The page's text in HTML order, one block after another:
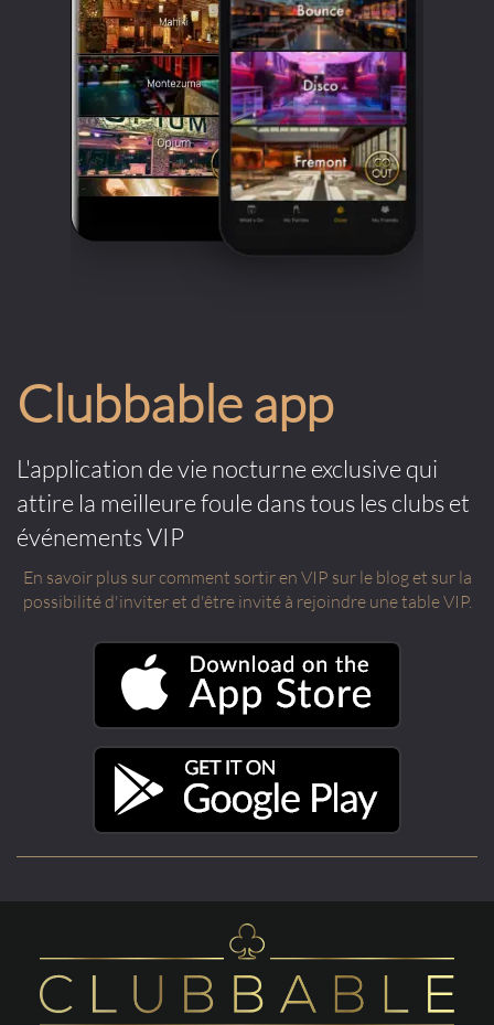
Clubbable app
L'application de vie nocturne exclusive qui
attire la meilleure foule dans tous les clubs et
événements VIP
En savoir plus sur comment sortir en VIP sur le blog et sur la
possibilité d'inviter et d'être invité à rejoindre une table VIP.